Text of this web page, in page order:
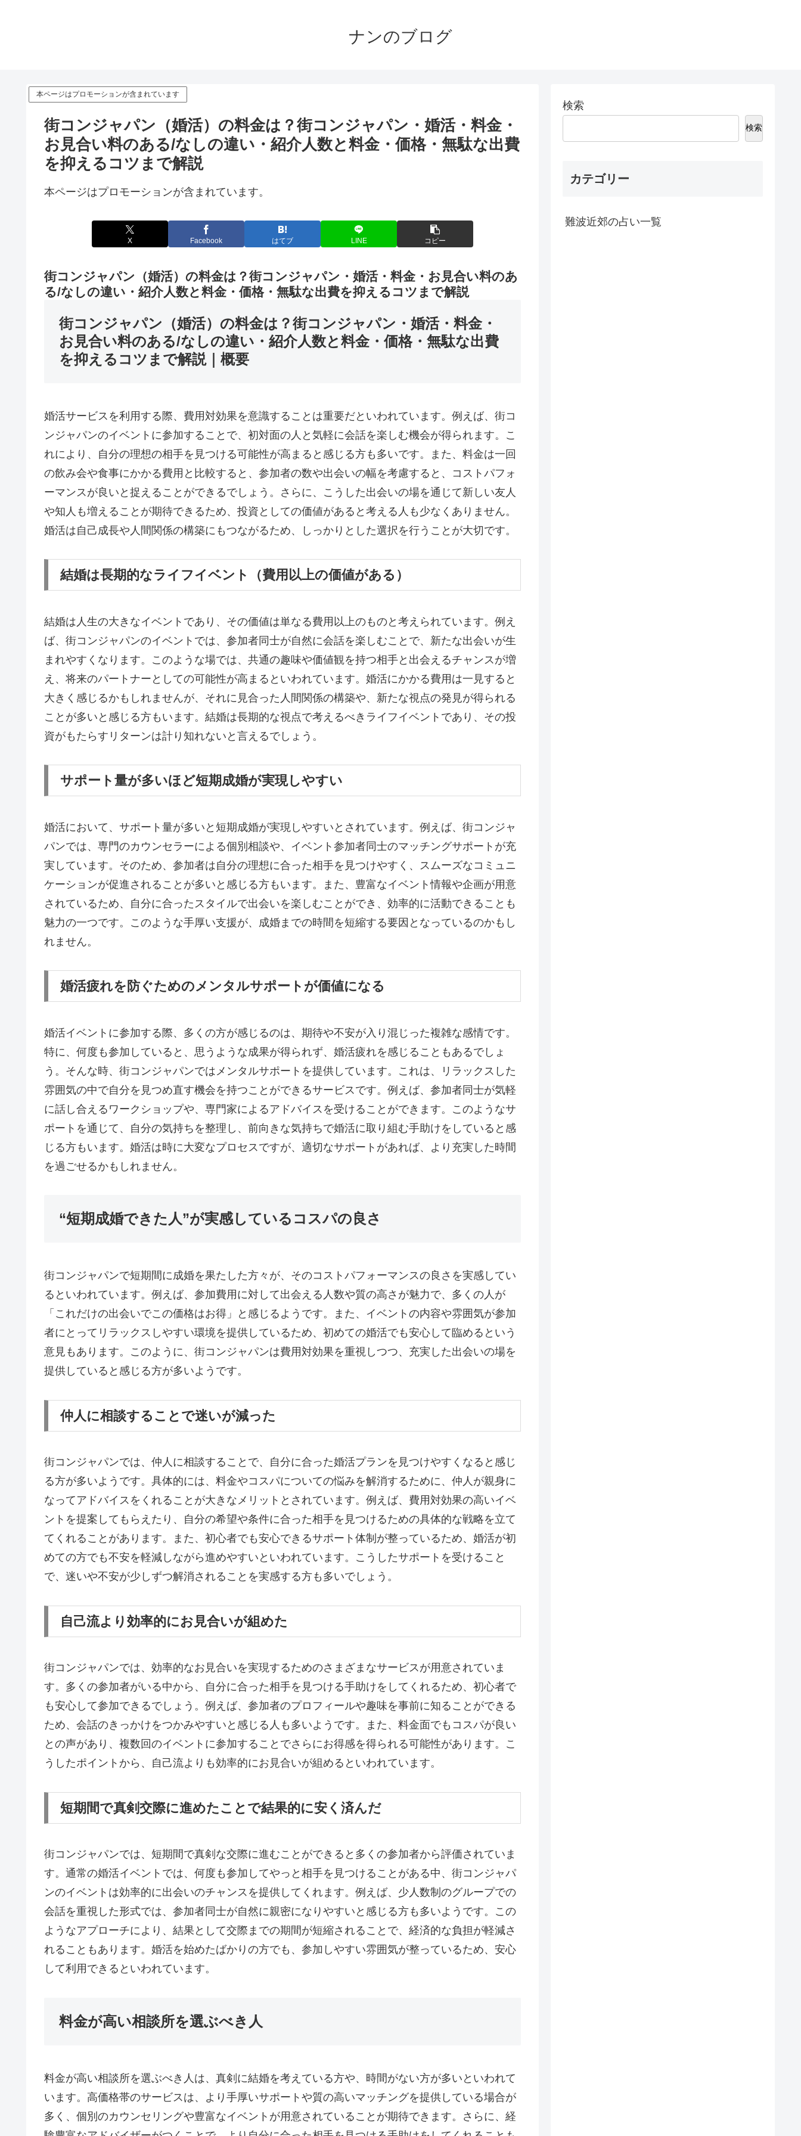
ナンのブログ
本ページはプロモーションが含まれています
街コンジャパン（婚活）の料金は？街コンジャパン・婚活・料金・
お見合い料のある/なしの違い・紹介人数と料金・価格・無駄な出費
を抑えるコツまで解説
本ページはプロモーションが含まれています。
X Facebook はてブ LINE コピー
街コンジャパン（婚活）の料金は？街コンジャパン・婚活・料金・お見合い料のあ
る/なしの違い・紹介人数と料金・価格・無駄な出費を抑えるコツまで解説
街コンジャパン（婚活）の料金は？街コンジャパン・婚活・料金・
お見合い料のある/なしの違い・紹介人数と料金・価格・無駄な出費
を抑えるコツまで解説｜概要
婚活サービスを利用する際、費用対効果を意識することは重要だといわれています。例えば、街コ
ンジャパンのイベントに参加することで、初対面の人と気軽に会話を楽しむ機会が得られます。こ
れにより、自分の理想の相手を見つける可能性が高まると感じる方も多いです。また、料金は一回
の飲み会や食事にかかる費用と比較すると、参加者の数や出会いの幅を考慮すると、コストパフォ
ーマンスが良いと捉えることができるでしょう。さらに、こうした出会いの場を通じて新しい友人
や知人も増えることが期待できるため、投資としての価値があると考える人も少なくありません。
婚活は自己成長や人間関係の構築にもつながるため、しっかりとした選択を行うことが大切です。
結婚は長期的なライフイベント（費用以上の価値がある）
結婚は人生の大きなイベントであり、その価値は単なる費用以上のものと考えられています。例え
ば、街コンジャパンのイベントでは、参加者同士が自然に会話を楽しむことで、新たな出会いが生
まれやすくなります。このような場では、共通の趣味や価値観を持つ相手と出会えるチャンスが増
え、将来のパートナーとしての可能性が高まるといわれています。婚活にかかる費用は一見すると
大きく感じるかもしれませんが、それに見合った人間関係の構築や、新たな視点の発見が得られる
ことが多いと感じる方もいます。結婚は長期的な視点で考えるべきライフイベントであり、その投
資がもたらすリターンは計り知れないと言えるでしょう。
サポート量が多いほど短期成婚が実現しやすい
婚活において、サポート量が多いと短期成婚が実現しやすいとされています。例えば、街コンジャ
パンでは、専門のカウンセラーによる個別相談や、イベント参加者同士のマッチングサポートが充
実しています。そのため、参加者は自分の理想に合った相手を見つけやすく、スムーズなコミュニ
ケーションが促進されることが多いと感じる方もいます。また、豊富なイベント情報や企画が用意
されているため、自分に合ったスタイルで出会いを楽しむことができ、効率的に活動できることも
魅力の一つです。このような手厚い支援が、成婚までの時間を短縮する要因となっているのかもし
れません。
婚活疲れを防ぐためのメンタルサポートが価値になる
婚活イベントに参加する際、多くの方が感じるのは、期待や不安が入り混じった複雑な感情です。
特に、何度も参加していると、思うような成果が得られず、婚活疲れを感じることもあるでしょ
う。そんな時、街コンジャパンではメンタルサポートを提供しています。これは、リラックスした
雰囲気の中で自分を見つめ直す機会を持つことができるサービスです。例えば、参加者同士が気軽
に話し合えるワークショップや、専門家によるアドバイスを受けることができます。このようなサ
ポートを通じて、自分の気持ちを整理し、前向きな気持ちで婚活に取り組む手助けをしていると感
じる方もいます。婚活は時に大変なプロセスですが、適切なサポートがあれば、より充実した時間
を過ごせるかもしれません。
“短期成婚できた人”が実感しているコスパの良さ
街コンジャパンで短期間に成婚を果たした方々が、そのコストパフォーマンスの良さを実感してい
るといわれています。例えば、参加費用に対して出会える人数や質の高さが魅力で、多くの人が
「これだけの出会いでこの価格はお得」と感じるようです。また、イベントの内容や雰囲気が参加
者にとってリラックスしやすい環境を提供しているため、初めての婚活でも安心して臨めるという
意見もあります。このように、街コンジャパンは費用対効果を重視しつつ、充実した出会いの場を
提供していると感じる方が多いようです。
仲人に相談することで迷いが減った
街コンジャパンでは、仲人に相談することで、自分に合った婚活プランを見つけやすくなると感じ
る方が多いようです。具体的には、料金やコスパについての悩みを解消するために、仲人が親身に
なってアドバイスをくれることが大きなメリットとされています。例えば、費用対効果の高いイベ
ントを提案してもらえたり、自分の希望や条件に合った相手を見つけるための具体的な戦略を立て
てくれることがあります。また、初心者でも安心できるサポート体制が整っているため、婚活が初
めての方でも不安を軽減しながら進めやすいといわれています。こうしたサポートを受けること
で、迷いや不安が少しずつ解消されることを実感する方も多いでしょう。
自己流より効率的にお見合いが組めた
街コンジャパンでは、効率的なお見合いを実現するためのさまざまなサービスが用意されていま
す。多くの参加者がいる中から、自分に合った相手を見つける手助けをしてくれるため、初心者で
も安心して参加できるでしょう。例えば、参加者のプロフィールや趣味を事前に知ることができる
ため、会話のきっかけをつかみやすいと感じる人も多いようです。また、料金面でもコスパが良い
との声があり、複数回のイベントに参加することでさらにお得感を得られる可能性があります。こ
うしたポイントから、自己流よりも効率的にお見合いが組めるといわれています。
短期間で真剣交際に進めたことで結果的に安く済んだ
街コンジャパンでは、短期間で真剣な交際に進むことができると多くの参加者から評価されていま
す。通常の婚活イベントでは、何度も参加してやっと相手を見つけることがある中、街コンジャパ
ンのイベントは効率的に出会いのチャンスを提供してくれます。例えば、少人数制のグループでの
会話を重視した形式では、参加者同士が自然に親密になりやすいと感じる方も多いようです。この
ようなアプローチにより、結果として交際までの期間が短縮されることで、経済的な負担が軽減さ
れることもあります。婚活を始めたばかりの方でも、参加しやすい雰囲気が整っているため、安心
して利用できるといわれています。
料金が高い相談所を選ぶべき人
料金が高い相談所を選ぶべき人は、真剣に結婚を考えている方や、時間がない方が多いといわれて
います。高価格帯のサービスは、より手厚いサポートや質の高いマッチングを提供している場合が
多く、個別のカウンセリングや豊富なイベントが用意されていることが期待できます。さらに、経
検索
検索
カテゴリー
難波近郊の占い一覧